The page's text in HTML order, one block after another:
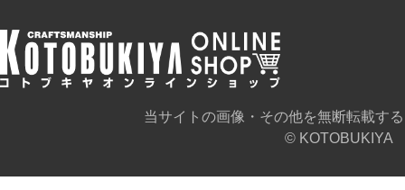
当サイトの画像・その他を無断転載す
© KOTOBUKIYA